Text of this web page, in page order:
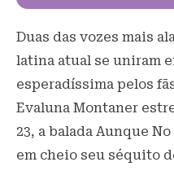
Duas das vozes mais
latina atual se uniram
esperadíssima pelos
Evaluna Montaner
23, a balada Aunque
em cheio seu séquito